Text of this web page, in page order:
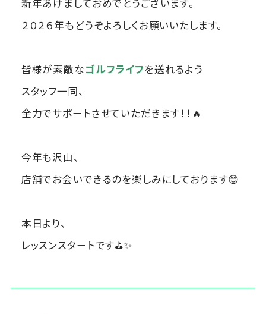
新年あけましておめでとうございます。
２０２６年もどうぞよろしくお願いいたします。
皆様が素敵なゴルフライフを送れるよう
スタッフ一同、
全力でサポートさせていただきます！！🔥
今年も沢山、
店舗でお会いできるのを楽しみにしております😊
本日より、
レッスンスタートです⛳✨